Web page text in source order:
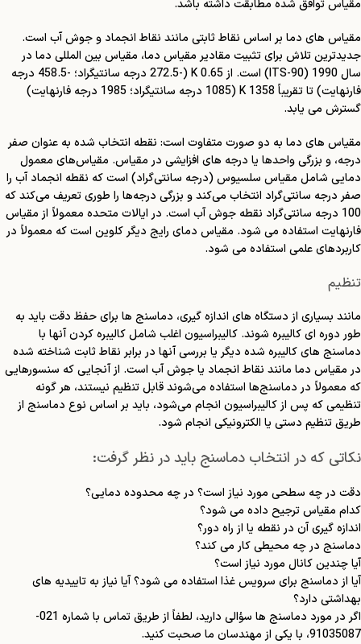
مقیاس توافق شده مطابقت داشته باشد.
مقیاس های دما بر اساس نقاط ثابتی مانند نقاط انجماد و جوش آب است.
جدیدترین تلاش برای تثبیت مقادیر مقیاس دما، مقیاس بین المللی دما در
سال 1990 (ITS-90) است. از 0.65 K (-272.5 درجه سانتیگراد؛ -458.5 درجه
فارنهایت) تا تقریباً 1358 K (1085 درجه سانتیگراد؛ 1985 درجه فارنهایت)
گسترش می یابد.
مقیاس های دما به دو صورت متفاوت است: نقطه انتخاب شده به عنوان صفر
درجه، و بزرگی واحدها یا درجه های افزایشی در مقیاس. مقیاس‌های معمول
دمایی شامل مقیاس سلسیوس (درجه سانتی‌گراد) است که نقطه انجماد آب را
صفر درجه سانتی‌گراد انتخاب می‌کند و بزرگی درجه‌ها را طوری تعریف می‌کند که
100 درجه سانتی‌گراد نقطه جوش آب است. در ایالات متحده معمولاً از مقیاس
فارنهایت استفاده می شود. مقیاس دمای رایج دیگر کلوین است که معمولاً در
کاربردهای علمی استفاده می شود.
تنظیم
مانند بسیاری از دستگاه های اندازه گیری، دماسنج ها برای حفظ دقت باید به
طور دوره ای کالیبره شوند. کالیبراسیون اغلب شامل کالیبره کردن آنها با
دماسنج های کالیبره شده دیگر یا بررسی آنها در برابر نقاط ثابت شناخته شده
در مقیاس دما مانند نقاط انجماد یا جوش آب است. از آنجایی که سنسورهایی
که معمولاً در دماسنج‌ها استفاده می‌شوند قابل تنظیم نیستند، هر گونه
تنظیمی که پس از کالیبراسیون انجام می‌شود، باید بر اساس نوع دماسنج از
طریق تنظیم دستی یا الکترونیکی انجام شود.
نکاتی که در انتخاب دماسنج باید در نظر گرفت:
دقت در چه سطحی مورد نیاز است؟ در چه محدوده دمایی؟
کدام مقیاس ترجیح داده می شود؟
اندازه گیری آن در نقطه یا از راه دور؟
دماسنج در چه محیطی کار می کند؟
آیا چندین کانال مورد نیاز است؟
آیا از دماسنج برای سرویس غذا استفاده می شود؟ آیا نیاز به تاییدیه های
بهداشتی دارد؟
اگر در مورد دماسنج ها سؤالی دارید، لطفاً از طریق تماس با شماره 021-
91035087، با یکی از مهندسان ما صحبت کنید.